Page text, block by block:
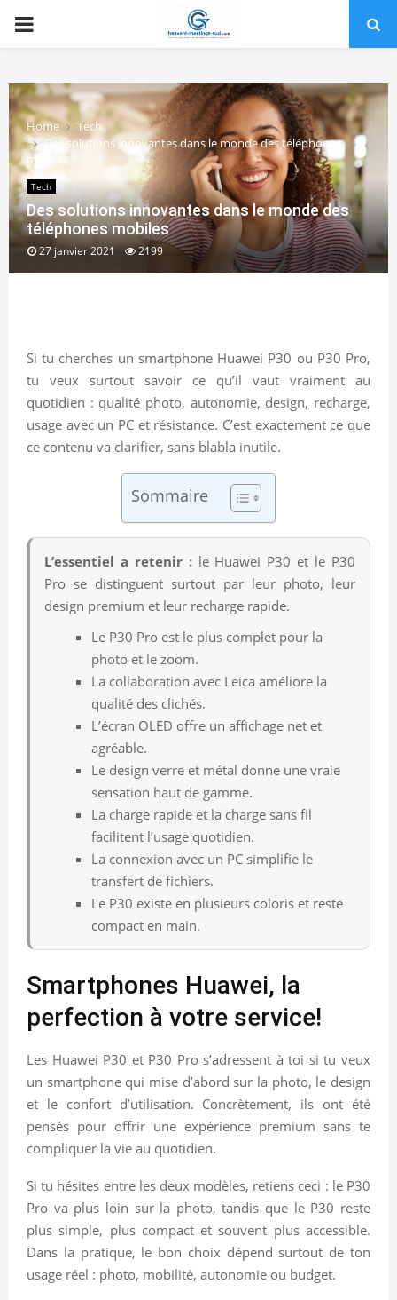
PRIMARY
Home
Tech
Des solutions innovantes dans le monde des téléphones
mobiles
Tech
Des solutions innovantes dans le monde des
téléphones mobiles
27 janvier 2021 2199
Si tu cherches un smartphone Huawei P30 ou P30 Pro,
tu veux surtout savoir ce qu’il vaut vraiment au
quotidien : qualité photo, autonomie, design, recharge,
usage avec un PC et résistance. C’est exactement ce que
ce contenu va clarifier, sans blabla inutile.
Sommaire
L’essentiel a retenir :le Huawei P30 et le P30
Pro se distinguent surtout par leur photo, leur
design premium et leur recharge rapide.
Le P30 Pro est le plus complet pour la
photo et le zoom.
La collaboration avec Leica améliore la
qualité des clichés.
L’écran OLED offre un affichage net et
agréable.
Le design verre et métal donne une vraie
sensation haut de gamme.
La charge rapide et la charge sans fil
facilitent l’usage quotidien.
La connexion avec un PC simplifie le
transfert de fichiers.
Le P30 existe en plusieurs coloris et reste
compact en main.
Smartphones Huawei, la
perfection à votre service!
Les Huawei P30 et P30 Pro s’adressent à toi si tu veux
un smartphone qui mise d’abord sur la photo, le design
et le confort d’utilisation. Concrètement, ils ont été
pensés pour offrir une expérience premium sans te
compliquer la vie au quotidien.
Si tu hésites entre les deux modèles, retiens ceci : le P30
Pro va plus loin sur la photo, tandis que le P30 reste
plus simple, plus compact et souvent plus accessible.
Dans la pratique, le bon choix dépend surtout de ton
usage réel : photo, mobilité, autonomie ou budget.